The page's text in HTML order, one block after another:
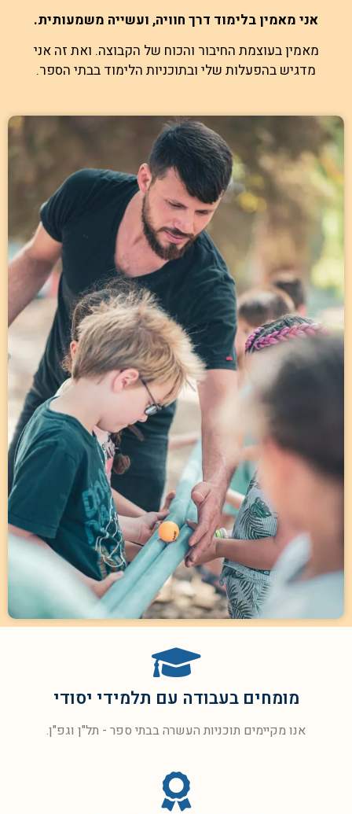
אני מאמין בלימוד דרך חוויה, ועשייה משמעותית.
מאמין בעוצמת החיבור והכוח של הקבוצה. ואת זה אני
מדגיש בהפעלות שלי ובתוכניות הלימוד בבתי הספר.
מומחים בעבודה עם תלמידי יסודי
אנו מקיימים תוכניות העשרה בבתי ספר - תל"ן וגפ"ן.